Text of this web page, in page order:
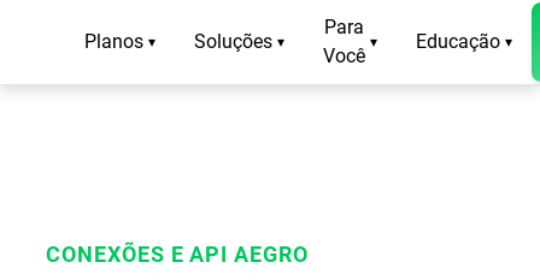
Planos ▾ Soluções ▾
Para
Você
▾ Educação ▾
CONEXÕES E API AEGRO